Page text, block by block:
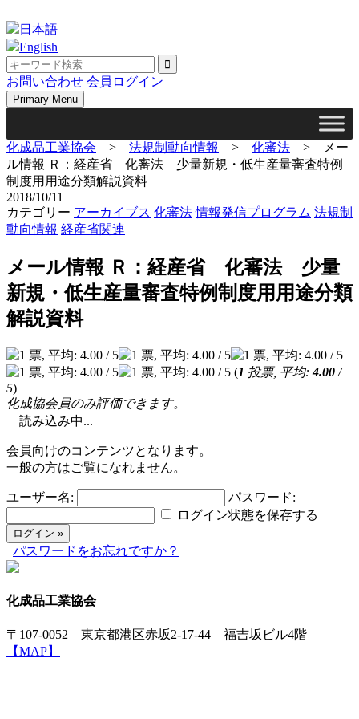
to
content
日本語
English
お問い合わせ 会員ログイン
Primary Menu
化成品工業協会 > 法規制動向情報 > 化審法 >
メー
ル情報 Ｒ：経産省 化審法 少量新規・低生産量審査特例
制度用用途分類解説資料
2018/10/11
カテゴリー アーカイブス 化審法 情報発信プログラム 法規制
動向情報 経産省関連
メール情報 Ｒ：経産省 化審法 少量
新規・低生産量審査特例制度用用途分類
解説資料
(1 投票, 平均:4.00 /
5)
化成協会員のみ評価できます。
読み込み中...
会員向けのコンテンツとなります。
一般の方はご覧になれません。
ユーザー名:
パスワード:
ログイン状態を保存する
パスワードをお忘れですか？
化成品工業協会
〒107-0052 東京都港区赤坂2-17-44 福吉坂ビル4階
【MAP】